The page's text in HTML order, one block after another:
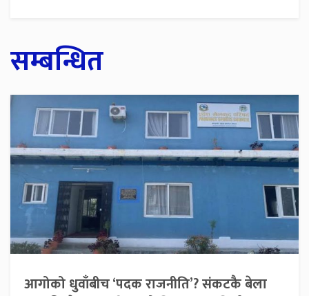
सम्बन्धित
आगोको धुवाँबीच ‘पदक राजनीति’? संकटकै बेला